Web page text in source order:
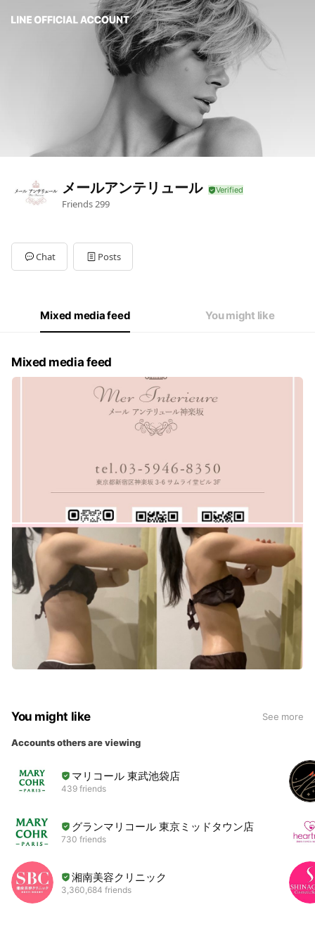
メールアンテリュール
Friends299
Chat Posts
Mixed media feed You might like
Mixed media feed
You might like See more
Accounts others are viewing
マリコール 東武池袋店
439 friends
グランマリコール 東京ミッドタウン店
730 friends
湘南美容クリニック
3,360,684 friends